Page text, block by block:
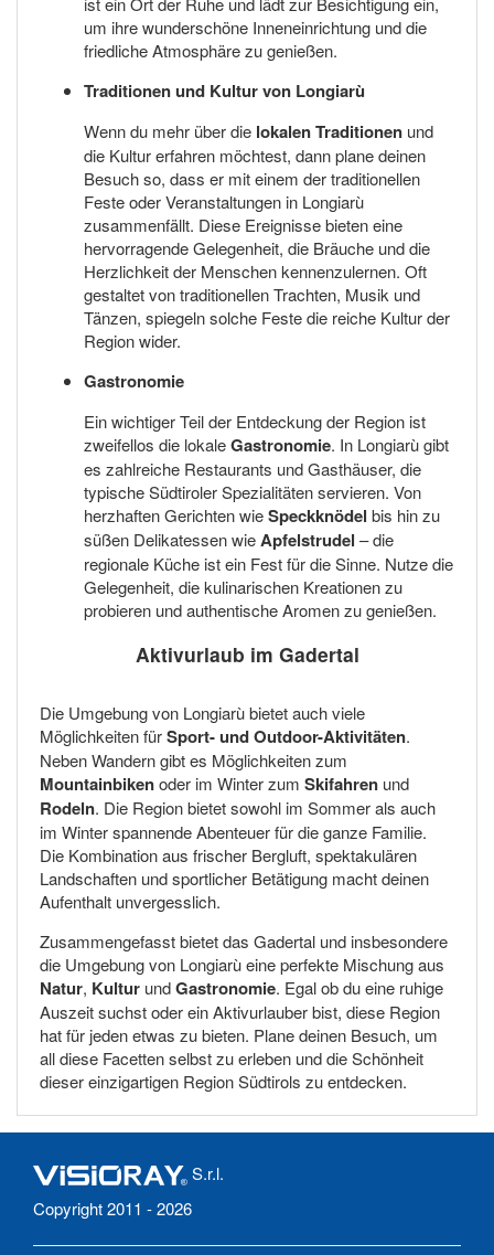
um ihre wunderschöne Inneneinrichtung und die
friedliche Atmosphäre zu genießen.
Traditionen und Kultur von Longiarù
Wenn du mehr über die lokalen Traditionen und
die Kultur erfahren möchtest, dann plane deinen
Besuch so, dass er mit einem der traditionellen
Feste oder Veranstaltungen in Longiarù
zusammenfällt. Diese Ereignisse bieten eine
hervorragende Gelegenheit, die Bräuche und die
Herzlichkeit der Menschen kennenzulernen. Oft
gestaltet von traditionellen Trachten, Musik und
Tänzen, spiegeln solche Feste die reiche Kultur der
Region wider.
Gastronomie
Ein wichtiger Teil der Entdeckung der Region ist
zweifellos die lokaleGastronomie. In Longiarù gibt
es zahlreiche Restaurants und Gasthäuser, die
typische Südtiroler Spezialitäten servieren. Von
herzhaften Gerichten wieSpeckknödel bis hin zu
süßen Delikatessen wieApfelstrudel – die
regionale Küche ist ein Fest für die Sinne. Nutze die
Gelegenheit, die kulinarischen Kreationen zu
probieren und authentische Aromen zu genießen.
Aktivurlaub im Gadertal
Die Umgebung von Longiarù bietet auch viele
Möglichkeiten fürSport- und Outdoor-Aktivitäten.
Neben Wandern gibt es Möglichkeiten zum
Mountainbikenoder im Winter zum Skifahren und
Rodeln. Die Region bietet sowohl im Sommer als auch
im Winter spannende Abenteuer für die ganze Familie.
Die Kombination aus frischer Bergluft, spektakulären
Landschaften und sportlicher Betätigung macht deinen
Aufenthalt unvergesslich.
Zusammengefasst bietet das Gadertal und insbesondere
die Umgebung von Longiarù eine perfekte Mischung aus
Natur, Kultur undGastronomie. Egal ob du eine ruhige
Auszeit suchst oder ein Aktivurlauber bist, diese Region
hat für jeden etwas zu bieten. Plane deinen Besuch, um
all diese Facetten selbst zu erleben und die Schönheit
dieser einzigartigen Region Südtirols zu entdecken.
S.r.l.
Copyright 2011 - 2026